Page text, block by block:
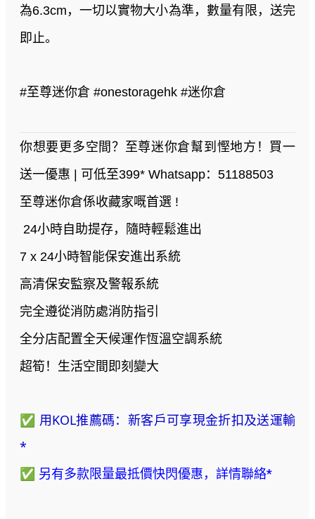
為6.3cm，一切以實物大小為準，數量有限，送完
即止。
#至尊迷你倉 #onestoragehk #迷你倉
你想要更多空間？至尊迷你倉幫到慳地方！買一
送一優惠 | 可低至399* Whatsapp：51188503
至尊迷你倉係收藏家嘅首選 !
24小時自助提存，隨時輕鬆進出
7 x 24小時智能保安進出系統
高清保安監察及警報系統
完全遵從消防處消防指引
全分店配置全天候運作恆溫空調系統
超筍！生活空間即刻變大
✅ 用KOL推薦碼：新客戶可享現金折扣及送運輸
*
✅ 另有多款限量最抵價快閃優惠，詳情聯絡*